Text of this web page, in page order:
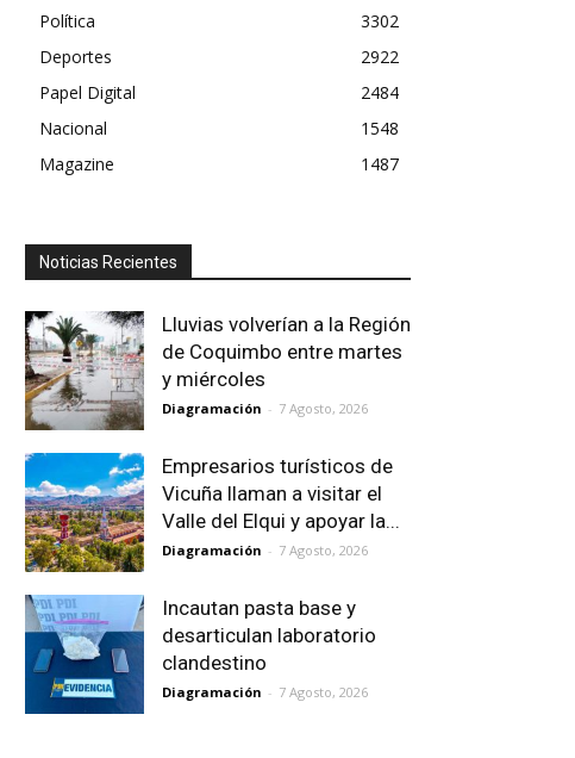
Política
3302
Deportes
2922
Papel Digital
2484
Nacional
1548
Magazine
1487
Noticias Recientes
Lluvias volverían a la Región
de Coquimbo entre martes
y miércoles
Diagramación - 7 Agosto, 2026
Empresarios turísticos de
Vicuña llaman a visitar el
Valle del Elqui y apoyar la...
Diagramación - 7 Agosto, 2026
Incautan pasta base y
desarticulan laboratorio
clandestino
Diagramación - 7 Agosto, 2026